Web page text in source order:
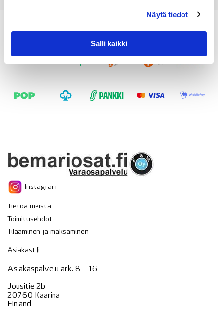
Näytä tiedot
Salli kaikki
Instagram
Tietoa meistä
Toimitusehdot
Tilaaminen ja maksaminen
Asiakastili
Asiakaspalvelu ark. 8 – 16
Jousitie 2b
20760 Kaarina
Finland